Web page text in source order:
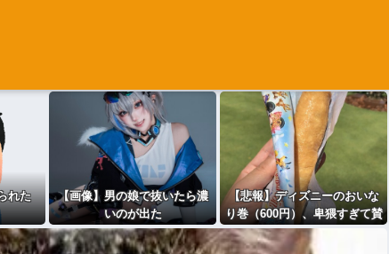
れた
【画像】男の娘で抜いたら濃
いのが出た
【悲報】ディズニーのおいな
り巻（600円）、卑猥すぎて賛
否両論wwwwwwwwwwww